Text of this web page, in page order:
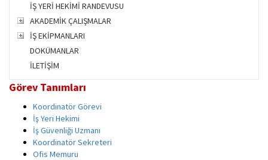
İŞ YERİ HEKİMİ RANDEVUSU
AKADEMİK ÇALIŞMALAR
İŞ EKİPMANLARI
DOKÜMANLAR
İLETİŞİM
Görev Tanımları
Koordinatör Görevi
İş Yeri Hekimi
İş Güvenliği Uzmanı
Koordinatör Sekreteri
Ofis Memuru